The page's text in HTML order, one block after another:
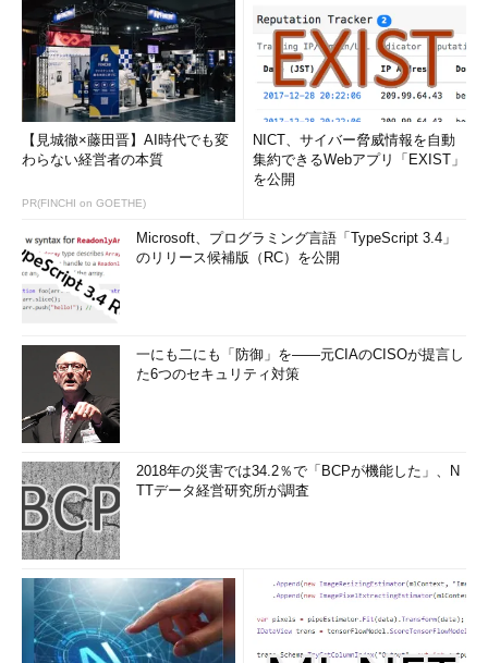
【見城徹×藤田晋】AI時代でも変
わらない経営者の本質
PR(FINCHI on GOETHE)
NICT、サイバー脅威情報を自動
集約できるWebアプリ「EXIST」
を公開
Microsoft、プログラミング言語「TypeScript 3.4」
のリリース候補版（RC）を公開
一にも二にも「防御」を――元CIAのCISOが提言し
た6つのセキュリティ対策
2018年の災害では34.2％で「BCPが機能した」、N
TTデータ経営研究所が調査